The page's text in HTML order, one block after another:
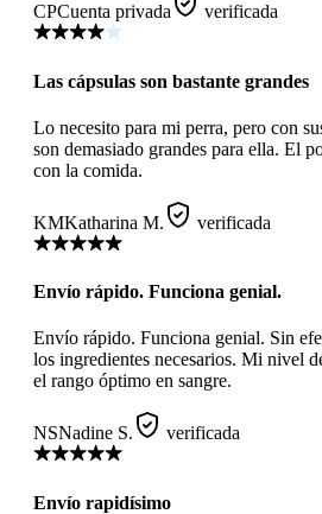
CPCuenta privada verificada
Las cápsulas son bastante grandes
Lo necesito para mi perra, pero con
son demasiado grandes para ella. El
con la comida.
KMKatharina M. verificada
Envío rápido. Funciona genial.
Envío rápido. Funciona genial. Sin
los ingredientes necesarios. Mi nivel
el rango óptimo en sangre.
NSNadine S. verificada
Envío rapidísimo